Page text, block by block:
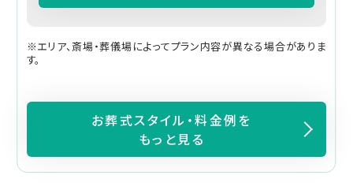
※エリア、斎場・葬儀場によってプラン内容が異なる場合がありま
す。
お葬式スタイル・料金例を
もっと見る